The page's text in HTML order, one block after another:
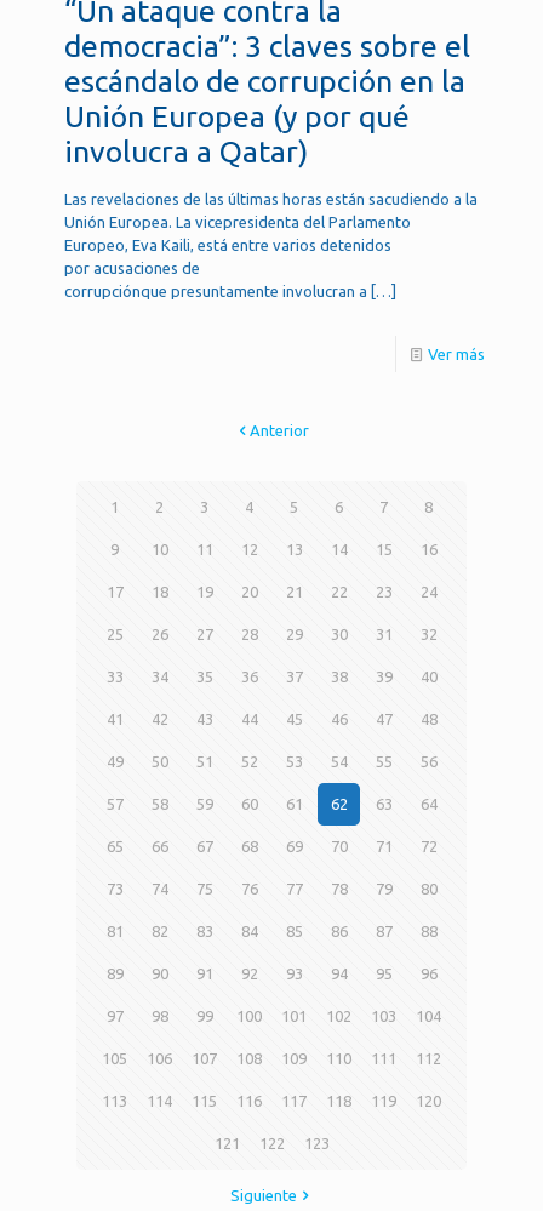
“Un ataque contra la
democracia”: 3 claves sobre el
escándalo de corrupción en la
Unión Europea (y por qué
involucra a Qatar)
Las revelaciones de las últimas horas están sacudiendo a la
Unión Europea. La vicepresidenta del Parlamento
Europeo, Eva Kaili, está entre varios detenidos
por acusaciones de
corrupciónque presuntamente involucran a […]
Ver más
Anterior
1 2 3 4 5 6 7 8
9 10 11 12 13 14 15 16
17 18 19 20 21 22 23 24
25 26 27 28 29 30 31 32
33 34 35 36 37 38 39 40
41 42 43 44 45 46 47 48
49 50 51 52 53 54 55 56
57 58 59 60 61 62 63 64
65 66 67 68 69 70 71 72
73 74 75 76 77 78 79 80
81 82 83 84 85 86 87 88
89 90 91 92 93 94 95 96
97 98 99 100 101 102 103 104
105 106 107 108 109 110 111 112
113 114 115 116 117 118 119 120
121 122 123
Siguiente